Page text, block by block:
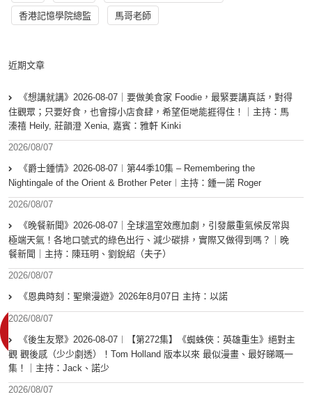
香港記憶學院總監 馬哥老師
近期文章
《想講就講》2026-08-07｜要做美食家 Foodie，最緊要講真話，對得
住觀眾；只要好食，也會撐小店食肆，希望佢哋能捱得住！｜主持：馬
溱禧 Heily, 莊韻澄 Xenia, 嘉賓：雅軒 Kinki
2026/08/07
《爵士鍾情》2026-08-07︱第44季10集 – Remembering the
Nightingale of the Orient & Brother Peter︱主持：鍾一諾 Roger
2026/08/07
《晚餐新聞》2026-08-07｜全球溫室效應加劇，引發嚴重氣候反常與
極端天氣！各地口號式的綠色出行、減少碳排，實際又做得到嗎？｜晚
餐新聞｜主持：陳珏明、劉銳紹（夫子）
2026/08/07
《恩典時刻：聖樂漫遊》2026年8月07日 主持：以諾
2026/08/07
《後生友聚》2026-08-07︱【第272集】《蜘蛛俠：英雄重生》絕對主
觀 觀後感（少少劇透）！Tom Holland 版本以來 最似漫畫、最好睇嘅一
集！｜主持：Jack、諾少
2026/08/07